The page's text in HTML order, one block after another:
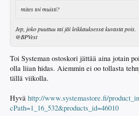
mites toi muisti?
Jep, joko puuttuu tai jäi leikkauksessa kuvasta pois.
@BPVest
Toi Systeman ostoskori jättää aina jotain
olla liian hidas. Aiemmin ei oo tollasta
tällä viikolla.
Hyvä http://www.systemastore.fi/
cPath=1_16_532&products_id=46010